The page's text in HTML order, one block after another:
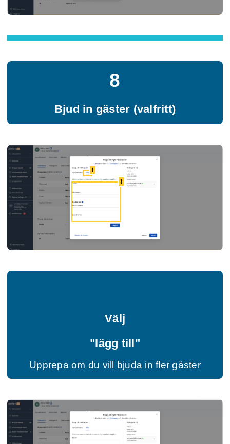
8
Bjud in gäster (valfritt)
!
!
Välj
"lägg till"
Upprepa om du vill bjuda in fler gäster